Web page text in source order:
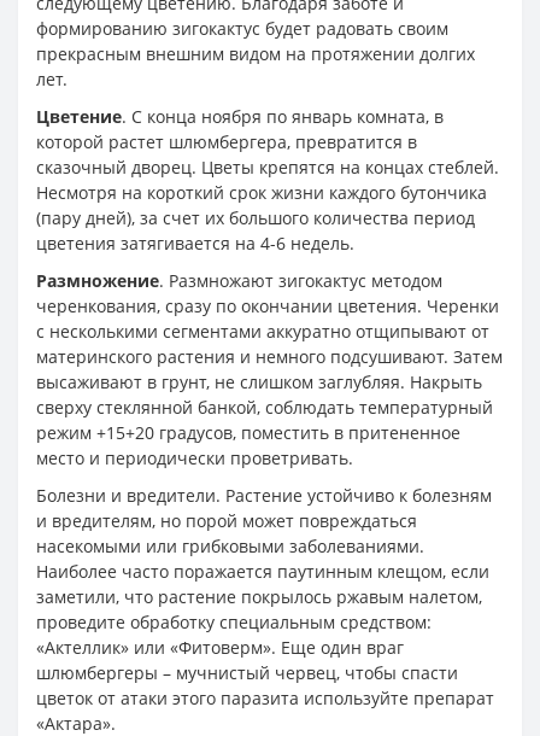
формированию зигокактус будет радовать своим
прекрасным внешним видом на протяжении долгих
лет.
Цветение. С конца ноября по январь комната, в
которой растет шлюмбергера, превратится в
сказочный дворец. Цветы крепятся на концах стеблей.
Несмотря на короткий срок жизни каждого бутончика
(пару дней), за счет их большого количества период
цветения затягивается на 4-6 недель.
Размножение. Размножают зигокактус методом
черенкования, сразу по окончании цветения. Черенки
с несколькими сегментами аккуратно отщипывают от
материнского растения и немного подсушивают. Затем
высаживают в грунт, не слишком заглубляя. Накрыть
сверху стеклянной банкой, соблюдать температурный
режим +15+20 градусов, поместить в притененное
место и периодически проветривать.
Болезни и вредители. Растение устойчиво к болезням
и вредителям, но порой может повреждаться
насекомыми или грибковыми заболеваниями.
Наиболее часто поражается паутинным клещом, если
заметили, что растение покрылось ржавым налетом,
проведите обработку специальным средством:
«Актеллик» или «Фитоверм». Еще один враг
шлюмбергеры – мучнистый червец, чтобы спасти
цветок от атаки этого паразита используйте препарат
«Актара».